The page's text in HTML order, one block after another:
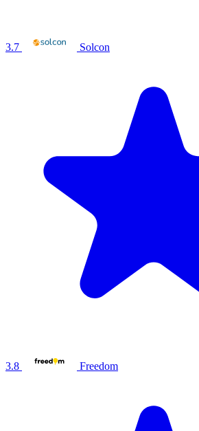
3.7 Solcon
3.8 Freedom